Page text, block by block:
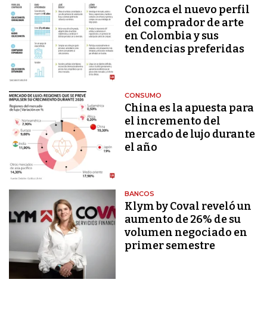
Conozca el nuevo perfil
del comprador de arte
en Colombia y sus
tendencias preferidas
CONSUMO
China es la apuesta para
el incremento del
mercado de lujo durante
el año
BANCOS
Klym by Coval reveló un
aumento de 26% de su
volumen negociado en
primer semestre